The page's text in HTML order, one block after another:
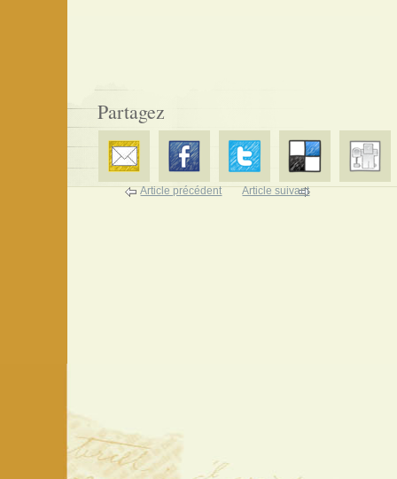
Partagez
Article précédent Article suivant